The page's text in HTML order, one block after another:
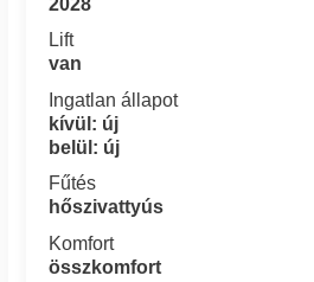
2028
Lift
van
Ingatlan állapot
kívül: új
belül: új
Fűtés
hőszivattyús
Komfort
összkomfort